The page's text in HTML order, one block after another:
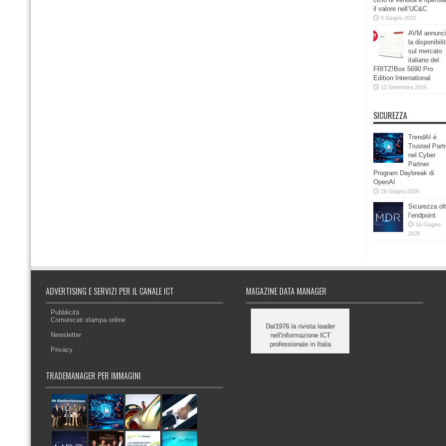
il valore nell’UC&C
5 Giugno 2025
AVM
la
sul mercato
italiano del
FRITZ!Box 5690 Pro
Edition International
12 Settembre 2024
SICUREZZA
TrendAI è
Trusted
nel Cyber
Partner
Program Daybreak di
OpenAI
26 Giugno 2026
Sicurezza
l’endpoint
16 Giugno
2026
ADVERTISING E SERVIZI PER IL CANALE ICT
Pubblicità
Comunicati stampa online
Newsletter
Privacy
TRADEMANAGER PER IMMAGINI
MAGAZINE DATA MANAGER
Dal1976 la rivista leader
nell'informazione ICT
professionale in Italia